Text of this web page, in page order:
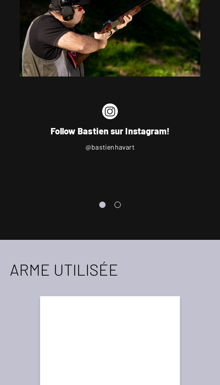
Follow Bastien sur Instagram!
@bastienhavart
ARME UTILISÉE